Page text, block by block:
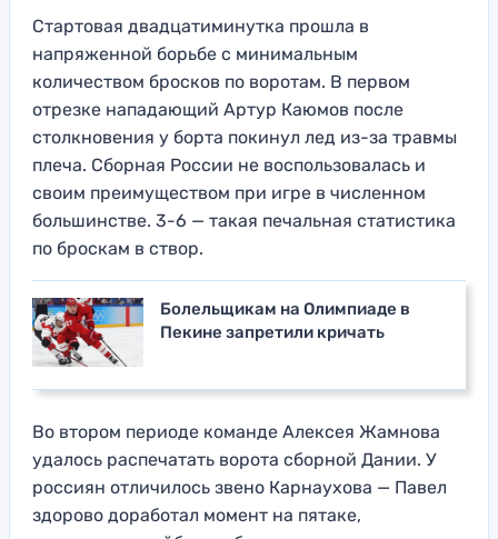
Стартовая двадцатиминутка прошла в
напряженной борьбе с минимальным
количеством бросков по воротам. В первом
отрезке нападающий Артур Каюмов после
столкновения у борта покинул лед из-за травмы
плеча. Сборная России не воспользовалась и
своим преимуществом при игре в численном
большинстве. 3-6 — такая печальная статистика
по броскам в створ.
Болельщикам на Олимпиаде в
Пекине запретили кричать
Во втором периоде команде Алексея Жамнова
удалось распечатать ворота сборной Дании. У
россиян отличилось звено Карнаухова — Павел
здорово доработал момент на пятаке,